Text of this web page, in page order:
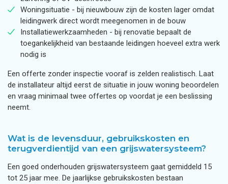
Woningsituatie - bij nieuwbouw zijn de kosten lager omdat
leidingwerk direct wordt meegenomen in de bouw
Installatiewerkzaamheden - bij renovatie bepaalt de
toegankelijkheid van bestaande leidingen hoeveel extra werk
nodig is
Een offerte zonder inspectie vooraf is zelden realistisch. Laat
de installateur altijd eerst de situatie in jouw woning beoordelen
en vraag minimaal twee offertes op voordat je een beslissing
neemt.
Wat is de levensduur, gebruikskosten en
terugverdientijd van een grijswatersysteem?
Een goed onderhouden grijswatersysteem gaat gemiddeld 15
tot 25 jaar mee. De jaarlijkse gebruikskosten bestaan